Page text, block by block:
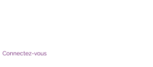
Connectez-vous